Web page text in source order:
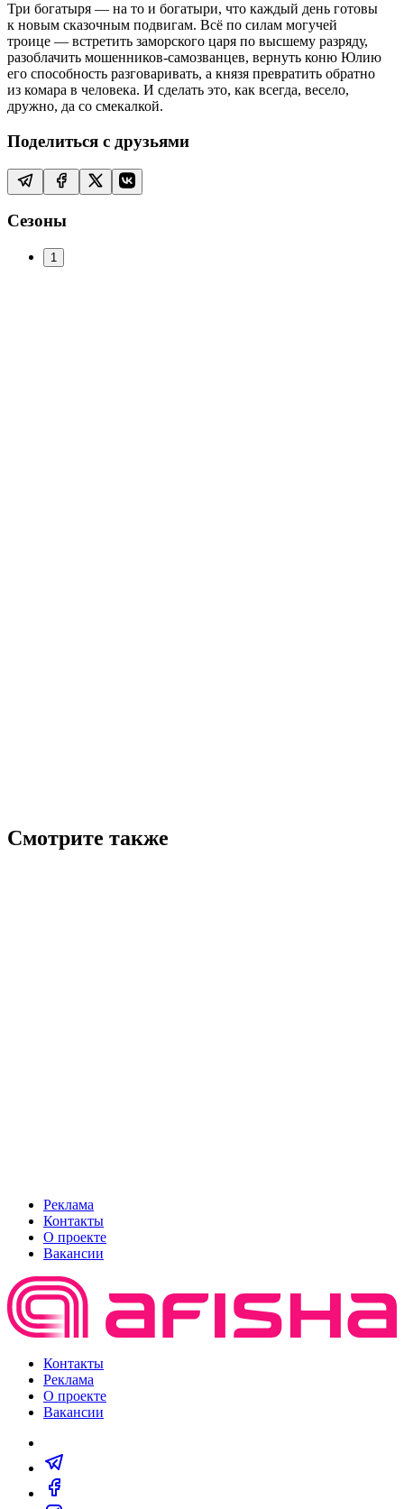
Три богатыря — на то и богатыри, что каждый день готовы
к новым сказочным подвигам. Всё по силам могучей
троице — встретить заморского царя по высшему разряду,
разоблачить мошенников-самозванцев, вернуть коню Юлию
его способность разговаривать, а князя превратить обратно
из комара в человека. И сделать это, как всегда, весело,
дружно, да со смекалкой.
Поделиться с друзьями
Сезоны
1
Смотрите также
Реклама
Контакты
О проекте
Вакансии
Контакты
Реклама
О проекте
Вакансии